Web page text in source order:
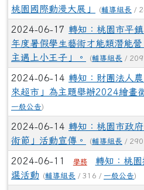
桃園國際動漫大展」
(輔導組長 /
2024-06-17 轉知：桃園市平
年度暑假學生藝術才能類潛能
主遇上小王子」。
(輔導組長 /
2024-06-14 轉知：財團法人
來超市」為主題舉辦2024繪畫
一般公告)
2024-06-14 轉知：桃園市政
術節」活動宣傳。
(輔導組長 /
2024-06-11 學務
轉知：桃
選活動
(輔導組長 / 316 / 一般公告)